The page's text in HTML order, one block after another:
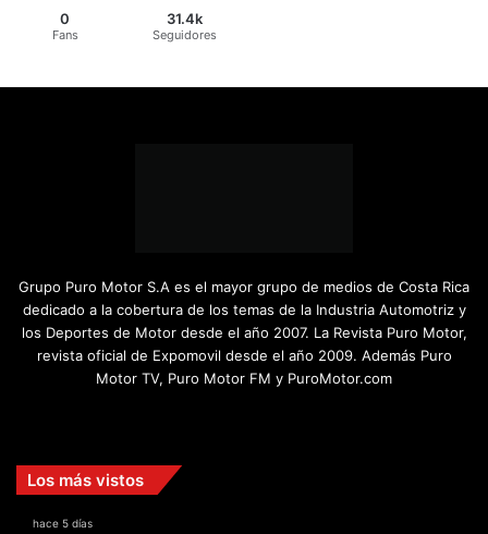
0
Fans
31.4k
Seguidores
Grupo Puro Motor S.A es el mayor grupo de medios de Costa Rica
dedicado a la cobertura de los temas de la Industria Automotriz y
los Deportes de Motor desde el año 2007. La Revista Puro Motor,
revista oficial de Expomovil desde el año 2009. Además Puro
Motor TV, Puro Motor FM y PuroMotor.com
Los más vistos
hace 5 días